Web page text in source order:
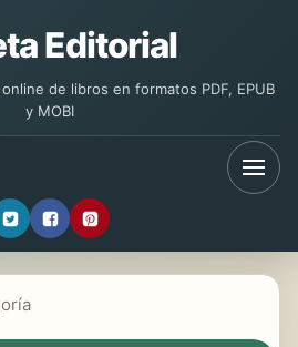
Editorial
de libros en formatos PDF, EPUB
y MOBI